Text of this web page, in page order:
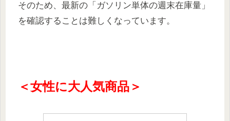
そのため、最新の「ガソリン単体の週末在庫量」
を確認することは難しくなっています。
＜女性に大人気商品＞